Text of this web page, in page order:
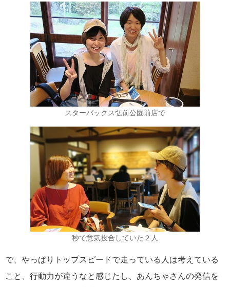
スターバックス弘前公園前店で
秒で意気投合していた２人
で、やっぱりトップスピードで走っている人は考えている
こと、行動力が違うなと感じたし、あんちゃさんの発信を